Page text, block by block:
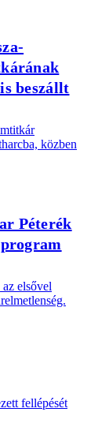
beszállt
közben
Péterék
elsővel
fellépését